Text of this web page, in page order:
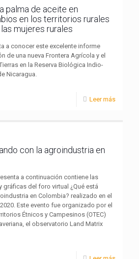
palma de aceite en
en los territorios rurales
mujeres rurales
a conocer este excelente informe
de una nueva Frontera Agrícola y el
en la Reserva Biológica Indio-
Nicaragua.
Leer más
con la agroindustria en
a continuación contiene las
gráficas del foro virtual ¿Qué está
en Colombia? realizado en el
Este evento fue organizado por el
Étnicos y Campesinos (OTEC)
el observatorio Land Matrix